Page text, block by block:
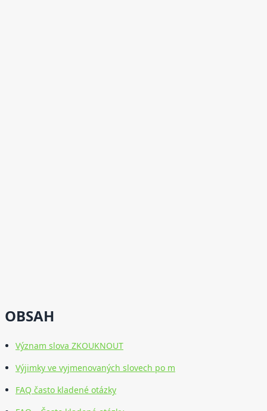
OBSAH
Význam slova ZKOUKNOUT
Výjimky ve vyjmenovaných slovech po m
FAQ často kladené otázky